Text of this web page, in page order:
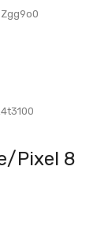
Pixel 8